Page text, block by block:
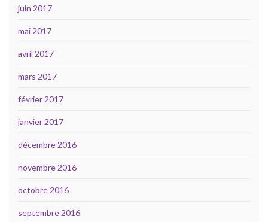
juin 2017
mai 2017
avril 2017
mars 2017
février 2017
janvier 2017
décembre 2016
novembre 2016
octobre 2016
septembre 2016